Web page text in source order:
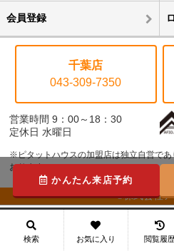
会員登録
千葉店
043-309-7350
営業時間 9：00～18：30
定休日 水曜日
※ピタットハウスの加盟店は独立自営で
おります。
©株式会社
かんたん来店予約
検索 お気に入り 閲覧履